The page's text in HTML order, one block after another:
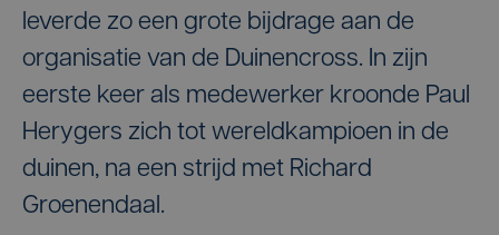
leverde zo een grote bijdrage aan de
organisatie van de Duinencross. In zijn
eerste keer als medewerker kroonde Paul
Herygers zich tot wereldkampioen in de
duinen, na een strijd met Richard
Groenendaal.